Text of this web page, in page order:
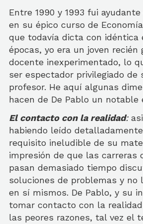
Entre 1990 y 1993 fui
en su épico curso de
que todavía dicta con idéntica
épocas, yo era un joven recién
docente inexperimentado, lo
ser espectador privilegiado de
profesor. He aquí algunas
hacen de De Pablo un notable
El contacto con la realidad:
habiendo leído
requisito ineludible de su
impresión de que las carreras
pasan demasiado tiempo
soluciones de problemas y no
en sí mismos. De Pablo, y su
tomar contacto con la
las peores razones, tal vez el